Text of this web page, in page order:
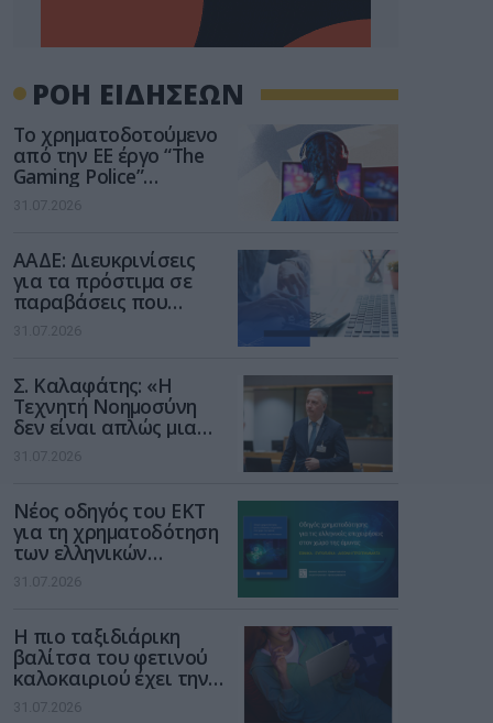
ΡΟΗ ΕΙΔΗΣΕΩΝ
Το χρηματοδοτούμενο
από την ΕΕ έργο “The
Gaming Police”
ενισχύει την ασφάλεια
των παιδιών στο
31.07.2026
ΑΑΔΕ: Διευκρινίσεις
για τα πρόστιμα σε
παραβάσεις που
αφορούν τους ΦΗΜ
31.07.2026
Σ. Καλαφάτης: «Η
Τεχνητή Νοημοσύνη
δεν είναι απλώς μια
νέα τεχνολογία, είναι
μια νέα βιομηχανική
31.07.2026
Νέος οδηγός του ΕΚΤ
για τη χρηματοδότηση
των ελληνικών
επιχειρήσεων στον
χώρο της άμυνας
31.07.2026
Η πιο ταξιδιάρικη
βαλίτσα του φετινού
καλοκαιριού έχει την
υπογραφή της Xiaomi
31.07.2026